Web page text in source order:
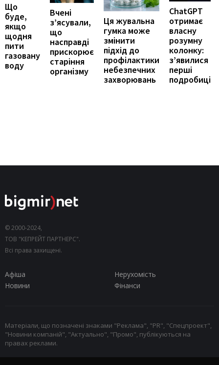
Що
буде,
якщо
щодня
пити
газовану
воду
Вчені
з’ясували,
що
насправді
прискорює
старіння
організму
Ця жувальна
гумка може
змінити
підхід до
профілактики
небезпечних
захворювань
ChatGPT
отримає
власну
розумну
колонку:
з’явилися
перші
подробиці
© 2000-2024,
ТОВ "КЕПРЕЙТ ПАРТНЕРС".
Всі права захищені.
Афіша
Нерухомість
Новини
Фінанси
Матеріали, що позначені знаками "Реклама", "PR", "Спецпроект",
"Новини компаній", "Актуально", "Промо", публікуються на
правах реклами.